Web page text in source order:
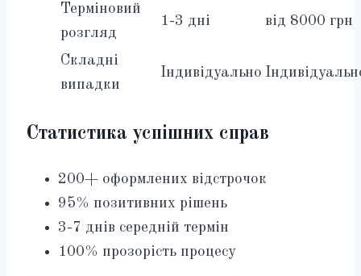
Терміновий
розгляд
1-3 дні від 8000 грн
Складні
випадки
Індивідуально
Статистика успішних справ
200+ оформлених відстрочок
95% позитивних рішень
3-7 днів середній термін
100% прозорість процесу